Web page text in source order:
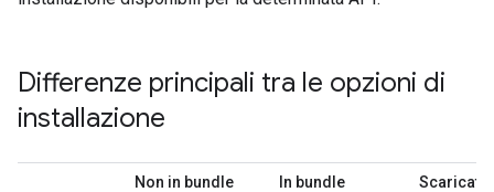
Differenze principali tra le opzioni di
installazione
Non in bundle In bundle
Scaricati